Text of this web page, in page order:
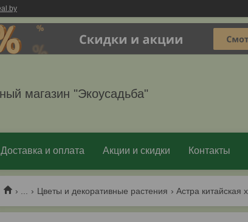
магазин "Экоусадьба"
Доставка и оплата Акции и скидки Контакты
Цветы и декоративные растения